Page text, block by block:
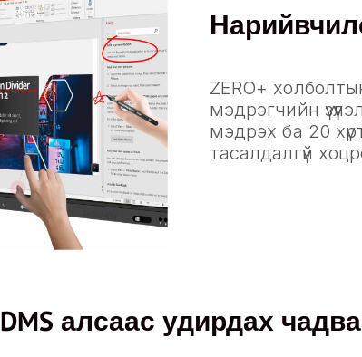
ZERO+
мэдрэгчийн
мэдрэх ба 20
тасалдалгүй
DMS алсаас удирдах